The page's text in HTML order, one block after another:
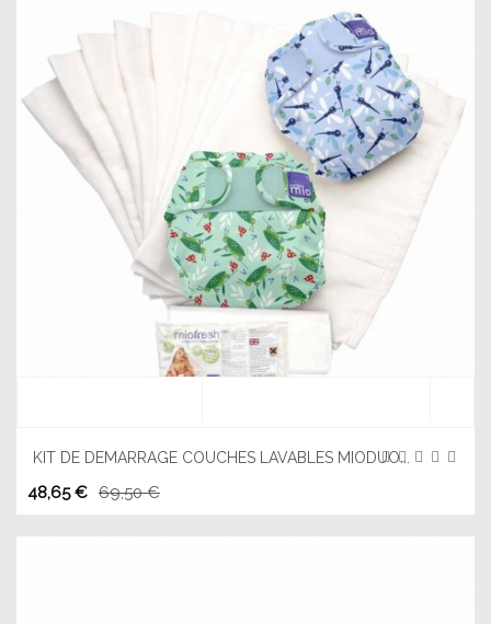
KIT DE DEMARRAGE COUCHES LAVABLES MIODUO...
48,65 € 69,50 €